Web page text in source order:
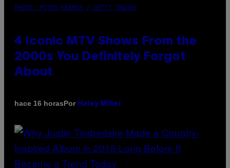
PHOTO: PETER KRAMER / GETTY IMAGES
4 Iconic MTV Shows From the
2000s You Definitely Forgot
About
hace 16 horasPor Haley Miller